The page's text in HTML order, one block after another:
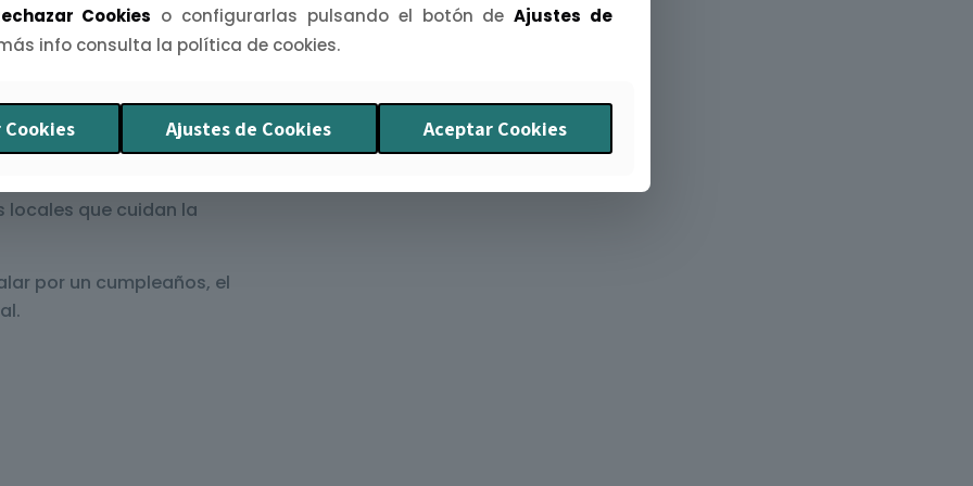
o rincones que
y frescura.
al campo extremeño
locales que cuidan la
por un cumpleaños, el
Cookies o configurarlas pulsando el botón deAjustes de
info consulta la política de cookies.
Cookies Ajustes de Cookies Aceptar Cookies